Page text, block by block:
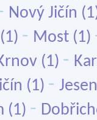
Nový Jičín
(1) - Most (1)
(1) -
(1) -
(1) -